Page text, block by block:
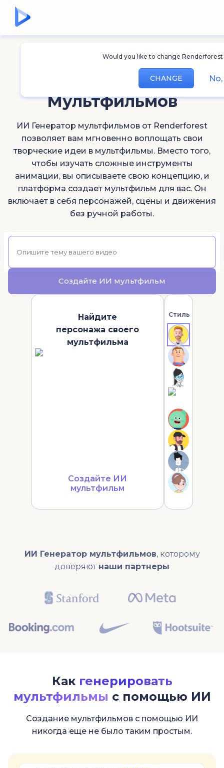
Would you like to change
CHANGE
ИИ Генератор
Мультфильмов
ИИ Генератор мультфильмов от Renderforest
позволяет вам мгновенно воплощать свои
творческие идеи в мультфильмы. Вместо того,
чтобы изучать сложные инструменты
анимации, вы описываете свою концепцию, и
платформа создает мультфильм для вас. Он
включает в себя персонажей, сцены и движения
без ручной работы.
Создайте ИИ мультфильм
Найдите
персонажа своего
мультфильма
Создайте ИИ
мультфильм
Стиль
ИИ Генератор мультфильмов, которому
доверяют наши партнеры
Как генерировать
мультфильмы с помощью ИИ
Создание мультфильмов с помощью ИИ
никогда еще не было таким простым.